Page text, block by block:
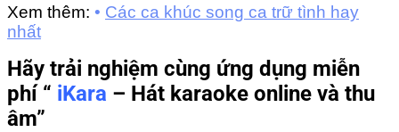
Xem thêm: • Các ca khúc song ca trữ tình hay
nhất
Hãy trải nghiệm cùng ứng dụng miễn
phí “ iKara – Hát karaoke online và thu
âm”